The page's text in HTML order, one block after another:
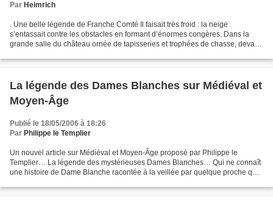
Par Heimrich
. Une belle légende de Franche Comté Il faisait très froid : la neige
s’entassait contre les obstacles en formant d’énormes congères. Dans la
grande salle du château ornée de tapisseries et trophées de chasse, devant
La légende des Dames Blanches sur Médiéval et
Moyen-Âge
Publié le 18/05/2006 à 18:26
Par Philippe le Templier
Un nouvel article sur Médiéval et Moyen-Âge proposé par Philippe le
Templier… La légende des mystérieuses Dames Blanches… Qui ne connaît
une histoire de Dame Blanche racontée à la veillée par quelque proche qui